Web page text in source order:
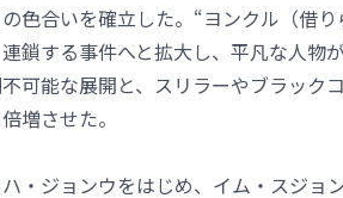
色合いを確立した。“ヨンクル（借
鎖する事件へと拡大し、平凡な人物
可能な展開と、スリラーやブラック
増させた。
・ジョンウをはじめ、イム・スジョ